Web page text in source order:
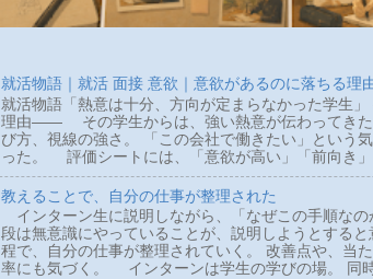
就活物語｜就活 面接 意欲｜意欲があるのに落ちる理
就活物語「熱意は十分、方向が定まらなかった学生
理由―― その学生からは、強い熱意が伝わってきた
び方、視線の強さ。 「この会社で働きたい」という
った。 評価シートには、「意欲が高い」「前向き」
教えることで、自分の仕事が整理された
インターン生に説明しながら、「なぜこの手順な
段は無意識にやっていることが、説明しようとする
程で、自分の仕事が整理されていく。 改善点や、当
率にも気づく。 インターンは学生の学びの場。 同